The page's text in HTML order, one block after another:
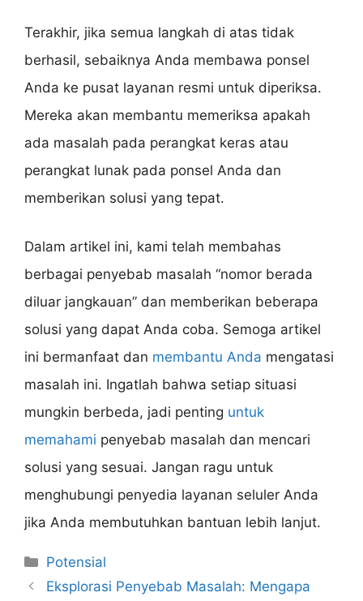
Terakhir, jika semua langkah di atas tidak
berhasil, sebaiknya Anda membawa ponsel
Anda ke pusat layanan resmi untuk diperiksa.
Mereka akan membantu memeriksa apakah
ada masalah pada perangkat keras atau
perangkat lunak pada ponsel Anda dan
memberikan solusi yang tepat.
Dalam artikel ini, kami telah membahas
berbagai penyebab masalah “nomor berada
diluar jangkauan” dan memberikan beberapa
solusi yang dapat Anda coba. Semoga artikel
ini bermanfaat dan membantu Anda mengatasi
masalah ini. Ingatlah bahwa setiap situasi
mungkin berbeda, jadi penting untuk
memahami penyebab masalah dan mencari
solusi yang sesuai. Jangan ragu untuk
menghubungi penyedia layanan seluler Anda
jika Anda membutuhkan bantuan lebih lanjut.
Categories
Potensial
Eksplorasi Penyebab Masalah: Mengapa